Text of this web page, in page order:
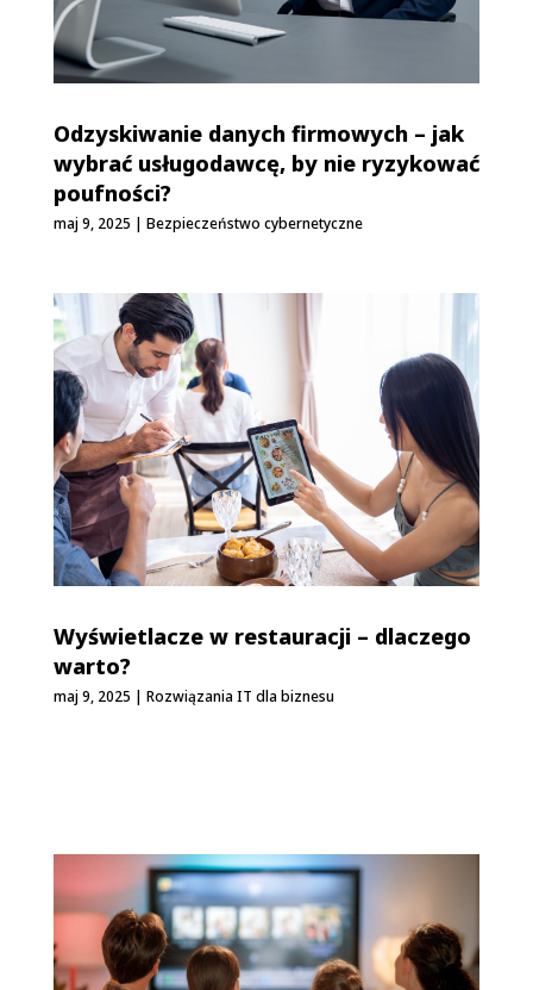
Odzyskiwanie danych firmowych – jak
wybrać usługodawcę, by nie ryzykować
poufności?
maj 9, 2025 | Bezpieczeństwo cybernetyczne
Wyświetlacze w restauracji – dlaczego
warto?
maj 9, 2025 | Rozwiązania IT dla biznesu